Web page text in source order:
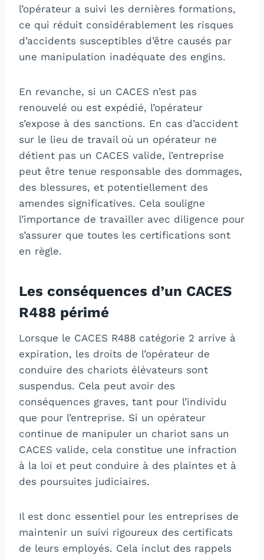
l’opérateur a suivi les dernières formations,
ce qui réduit considérablement les risques
d’accidents susceptibles d’être causés par
une manipulation inadéquate des engins.
En revanche, si un CACES n’est pas
renouvelé ou est expédié, l’opérateur
s’expose à des sanctions. En cas d’accident
sur le lieu de travail où un opérateur ne
détient pas un CACES valide, l’entreprise
peut être tenue responsable des dommages,
des blessures, et potentiellement des
amendes significatives. Cela souligne
l’importance de travailler avec diligence pour
s’assurer que toutes les certifications sont
en règle.
Les conséquences d’un CACES
R488 périmé
Lorsque le CACES R488 catégorie 2 arrive à
expiration, les droits de l’opérateur de
conduire des chariots élévateurs sont
suspendus. Cela peut avoir des
conséquences graves, tant pour l’individu
que pour l’entreprise. Si un opérateur
continue de manipuler un chariot sans un
CACES valide, cela constitue une infraction
à la loi et peut conduire à des plaintes et à
des poursuites judiciaires.
Il est donc essentiel pour les entreprises de
maintenir un suivi rigoureux des certificats
de leurs employés. Cela inclut des rappels